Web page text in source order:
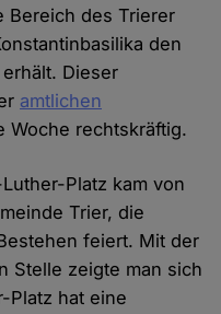
Bereich des Trierer
den
Dieser
amtlichen
Woche rechtskräftig.
Platz kam von
Trier, die
feiert. Mit der
Stelle zeigte man sich
Platz hat eine